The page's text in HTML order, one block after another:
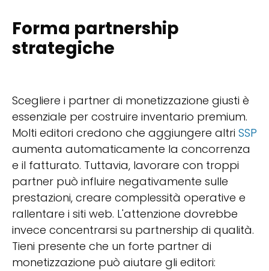
Forma partnership
strategiche
Scegliere i partner di monetizzazione giusti è
essenziale per costruire inventario premium.
Molti editori credono che aggiungere altri SSP
aumenta automaticamente la concorrenza
e il fatturato. Tuttavia, lavorare con troppi
partner può influire negativamente sulle
prestazioni, creare complessità operative e
rallentare i siti web. L'attenzione dovrebbe
invece concentrarsi su partnership di qualità.
Tieni presente che un forte partner di
monetizzazione può aiutare gli editori: